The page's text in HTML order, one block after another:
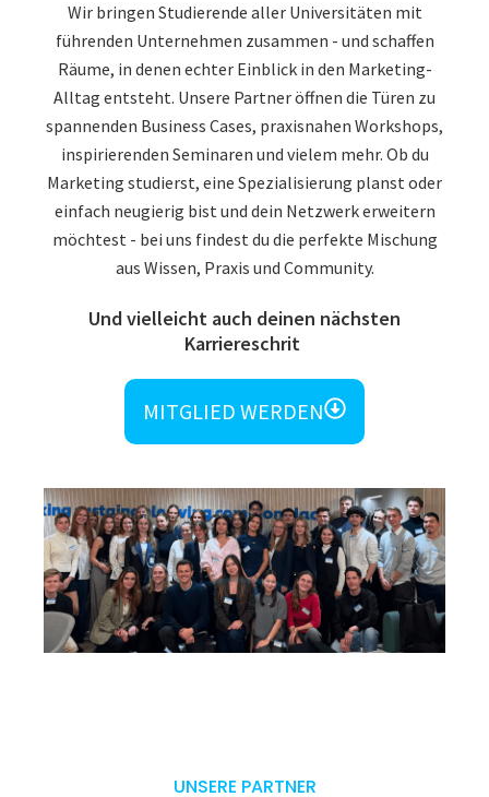
Wir bringen Studierende aller Universitäten mit
führenden Unternehmen zusammen - und schaffen
Räume, in denen echter Einblick in den Marketing-
Alltag entsteht. Unsere Partner öffnen die Türen zu
spannenden Business Cases, praxisnahen Workshops,
inspirierenden Seminaren und vielem mehr. Ob du
Marketing studierst, eine Spezialisierung planst oder
einfach neugierig bist und dein Netzwerk erweitern
möchtest - bei uns findest du die perfekte Mischung
aus Wissen, Praxis und Community.
MITGLIED WERDEN